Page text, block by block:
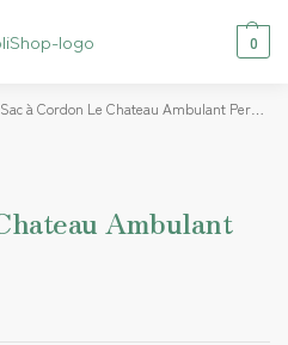
0
Sac à Cordon Le Chateau Ambulant Personnages
Ambulant